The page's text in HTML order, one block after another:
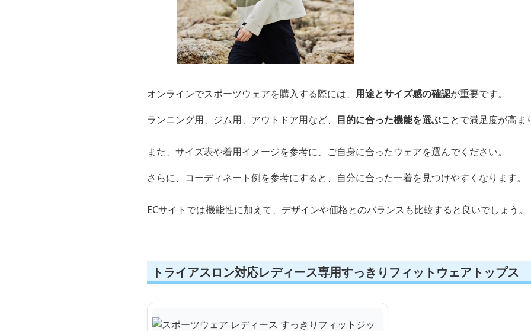
オンラインでスポーツウェアを購入する際には、 用途とサイズ感の確認が重要です。
ランニング用、ジム用、アウトドア用など、 目的に合った機能を選ぶことで満足度が高ま
また、サイズ表や着用イメージを参考に、ご自身に合ったウェアを選んでください。
さらに、コーディネート例を参考にすると、自分に合った一着を見つけやすくなります。
ECサイトでは機能性に加えて、デザインや価格とのバランスも比較すると良いでしょう。
トライアスロン対応レディース専用すっきりフィットウェアトップス